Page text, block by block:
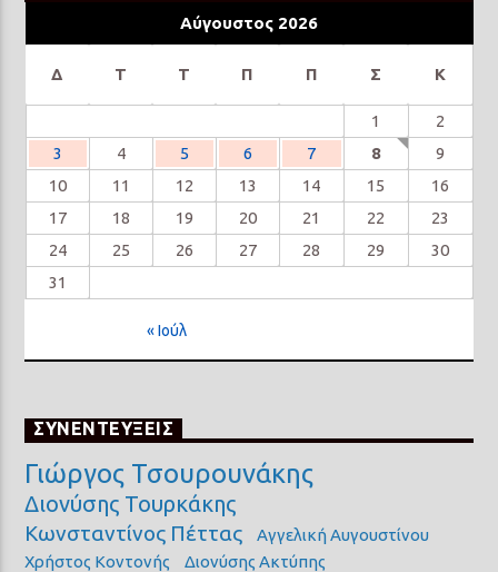
Αύγουστος 2026
Δ Τ Τ Π Π Σ Κ
1
2
3
4 5 6 7 8
9
10
11 12 13 14 15
16
17
18 19 20 21 22
23
24
25 26 27 28 29
30
31
« Ιούλ
ΣΥΝΕΝΤΕΥΞΕΙΣ
Γιώργος Τσουρουνάκης
Διονύσης Τουρκάκης
Κωνσταντίνος Πέττας
Αγγελική Αυγουστίνου
Χρήστος Κοντονής
Διονύσης Ακτύπης